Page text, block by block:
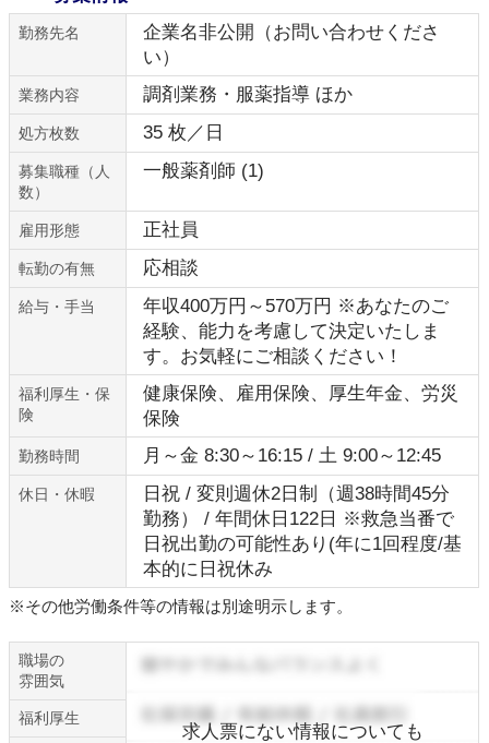
勤務先名
企業名非公開（お問い合わせくださ
い）
業務内容 調剤業務・服薬指導 ほか
処方枚数 35 枚／日
募集職種（人
数）
一般薬剤師 (1)
雇用形態 正社員
転勤の有無 応相談
給与・手当
年収400万円～570万円 ※あなたのご
経験、能力を考慮して決定いたしま
す。お気軽にご相談ください！
福利厚生・保
険
健康保険、雇用保険、厚生年金、労災
保険
勤務時間 月～金 8:30～16:15 / 土 9:00～12:45
休日・休暇
日祝 / 変則週休2日制（週38時間45分
勤務） / 年間休日122日 ※救急当番で
日祝出勤の可能性あり(年に1回程度/基
本的に日祝休み
※その他労働条件等の情報は別途明示します。
職場の
雰囲気
求人票にない情報についても
福利厚生